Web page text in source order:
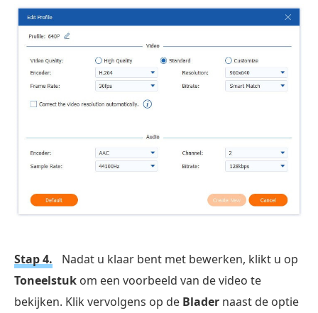
Stap 4.
Nadat u klaar bent met bewerken, klikt u op
Toneelstuk om een voorbeeld van de video te
bekijken. Klik vervolgens op de Blader naast de optie